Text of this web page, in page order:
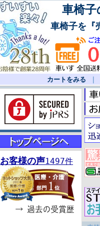
車椅子
車椅子を『
カートをみる
お客様の声1497件